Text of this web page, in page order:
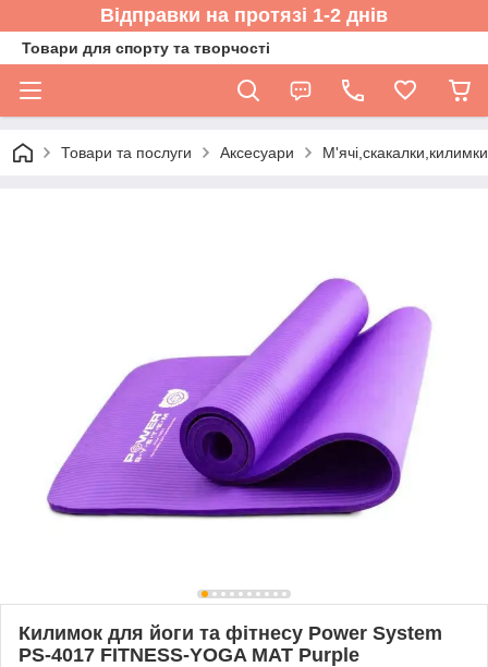
Відправки на протязі 1-2 днів
Товари для спорту та творчості
Товари та послуги Аксесуари
Килимок для йоги та фітнесу Power System
PS-4017 FITNESS-YOGA MAT Purple